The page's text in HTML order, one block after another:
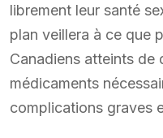
librement leur santé
plan veillera à ce que
Canadiens atteints de
médicaments
complications graves